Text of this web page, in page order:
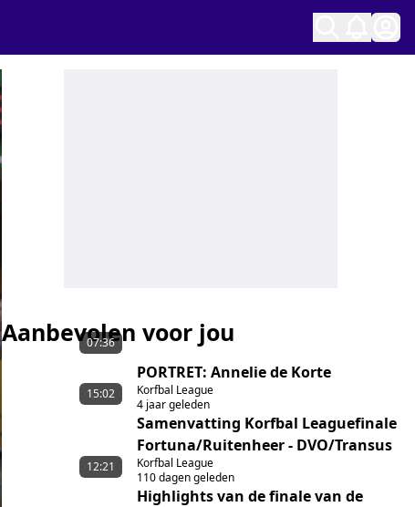
Aanbevolen voor jou
07:36
PORTRET: Annelie de Korte
Korfbal League
4 jaar geleden
15:02
Samenvatting Korfbal Leaguefinale
Fortuna/Ruitenheer - DVO/Transus
Korfbal League
110 dagen geleden
12:21
Highlights van de finale van de